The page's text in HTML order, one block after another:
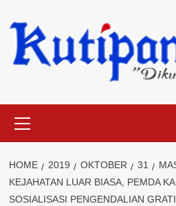
to
content
Menu
HOME 2019 OKTOBER 31
KEJAHATAN LUAR BIASA, PEMDA
SOSIALISASI PENGENDALIAN